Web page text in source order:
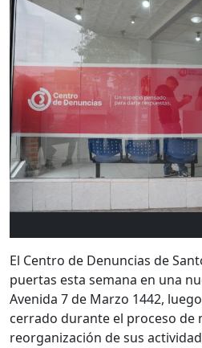
El Centro de Denuncias de
puertas esta semana en una
Avenida 7 de Marzo 1442,
cerrado durante el proceso de
reorganización de sus